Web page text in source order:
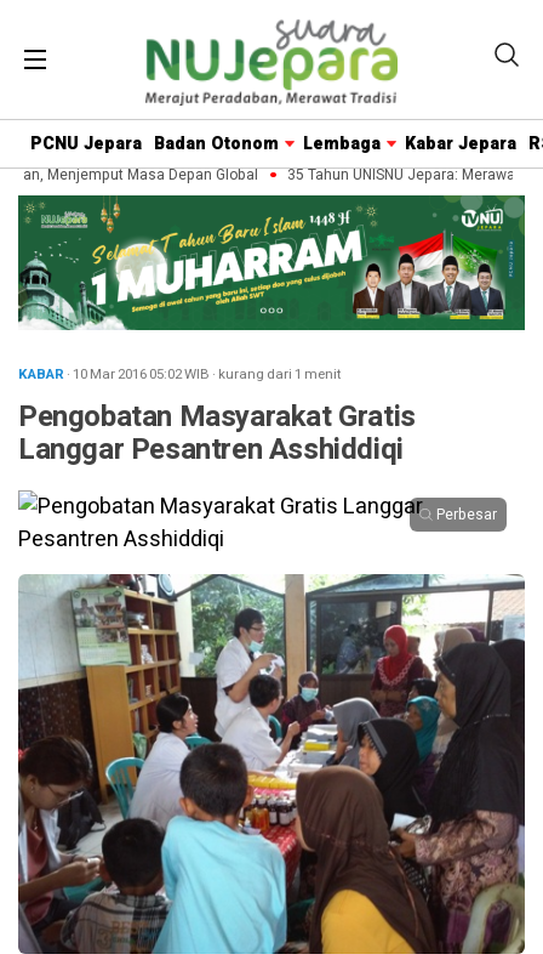
PCNU Jepara Badan Otonom Lembaga Kabar Jepara
Menjemput Masa Depan Global 35 Tahun UNISNU Jepara: Merawat
KABAR · 10 Mar 201605:02WIB · kurang dari 1 menit
Pengobatan Masyarakat Gratis
Langgar Pesantren Asshiddiqi
Perbesar